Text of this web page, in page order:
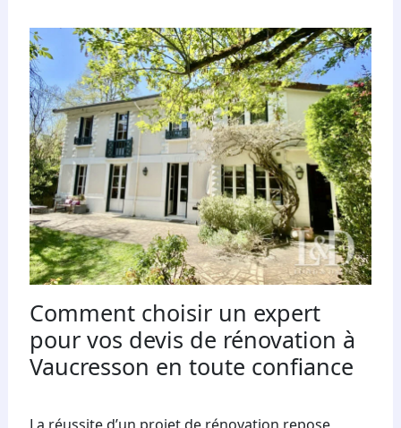
Comment choisir un expert
pour vos devis de rénovation à
Vaucresson en toute confiance